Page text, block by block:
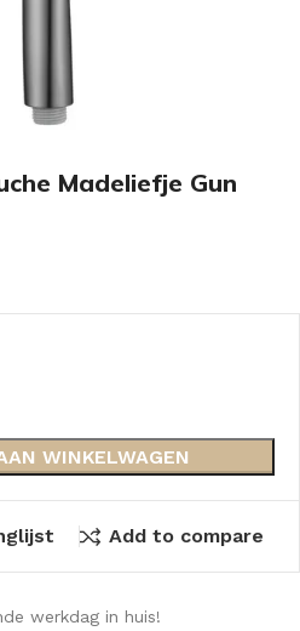
Madeliefje Gun
WINKELWAGEN
Add to compare
werkdag in huis!